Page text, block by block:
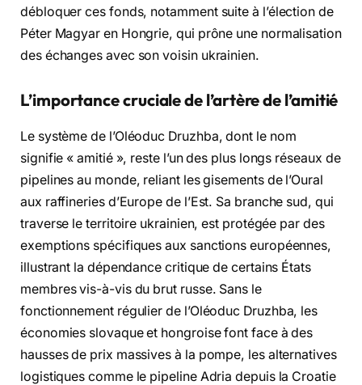
débloquer ces fonds, notamment suite à l’élection de
Péter Magyar en Hongrie, qui prône une normalisation
des échanges avec son voisin ukrainien.
L’importance cruciale de l’artère de l’amitié
Le système de l’Oléoduc Druzhba, dont le nom
signifie « amitié », reste l’un des plus longs réseaux de
pipelines au monde, reliant les gisements de l’Oural
aux raffineries d’Europe de l’Est. Sa branche sud, qui
traverse le territoire ukrainien, est protégée par des
exemptions spécifiques aux sanctions européennes,
illustrant la dépendance critique de certains États
membres vis-à-vis du brut russe. Sans le
fonctionnement régulier de l’Oléoduc Druzhba, les
économies slovaque et hongroise font face à des
hausses de prix massives à la pompe, les alternatives
logistiques comme le pipeline Adria depuis la Croatie